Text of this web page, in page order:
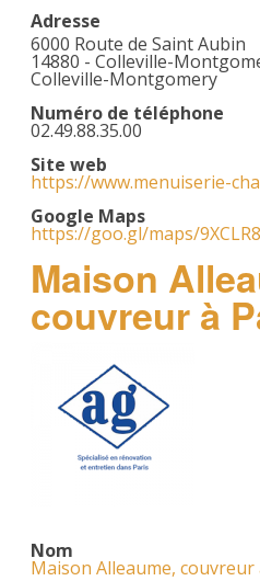
Adresse
6000 Route de Saint Aubin
14880 - Colleville-
Colleville-Montgomery
Numéro de téléphone
02.49.88.35.00
Site web
https://www.menuiserie-
Google Maps
https://goo.gl/maps/
Maison
couvreur à
Nom
Maison Alleaume, couvreur